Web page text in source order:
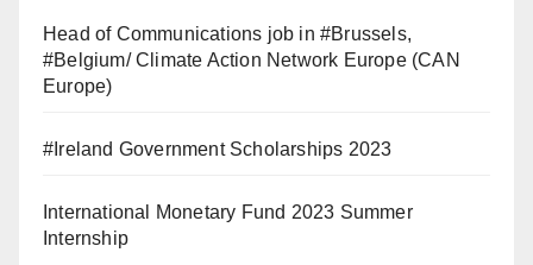
Head of Communications job in #Brussels,
#Belgium/ Climate Action Network Europe (CAN
Europe)
#Ireland Government Scholarships 2023
International Monetary Fund 2023 Summer
Internship